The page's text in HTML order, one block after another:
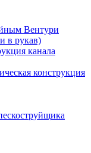
Вентури
в рукав)
канала
конструкция